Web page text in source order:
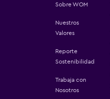
Sobre WOM
Nuestros
Valores
Reporte
Sostenibilidad
Trabaja con
Nosotros